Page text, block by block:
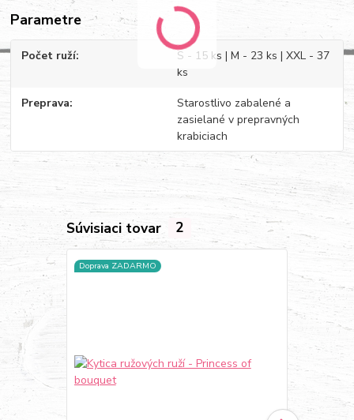
Parametre
Počet ruží
S - 15 ks | M - 23 ks | XXL - 37
ks
Preprava
Starostlivo zabalené a
zasielané v prepravných
krabiciach
Súvisiaci tovar 2
Doprava ZADARMO